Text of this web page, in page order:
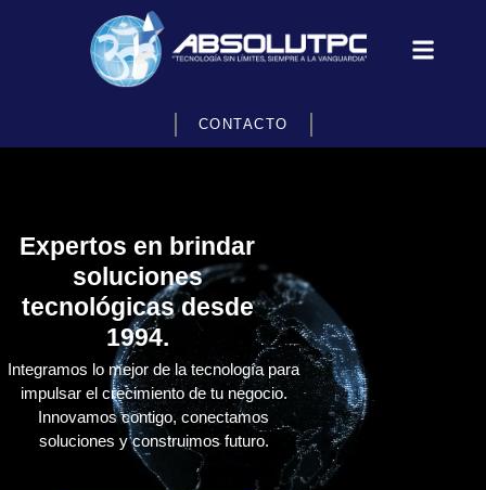
CONTACTO
Expertos en brindar
soluciones
tecnológicas desde
1994.
Integramos lo mejor de la tecnología para
impulsar el crecimiento de tu negocio.
Innovamos contigo, conectamos
soluciones y construimos futuro.